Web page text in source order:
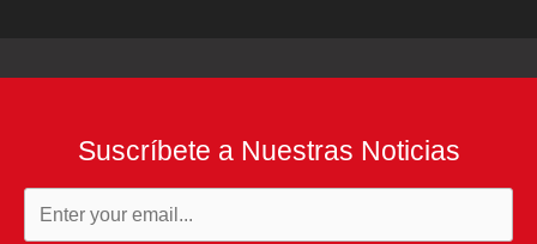
Suscríbete a Nuestras Noticias